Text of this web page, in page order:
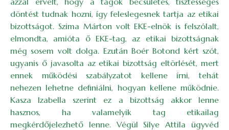
döntést tudnak hozni, így feleslegesnek tartja az etikai
bizottságot. Szima Márton volt EKE-elnök is felszólalt,
elmondta, amióta ő EKE-tag, az etikai bizottságnak
még sosem volt dolga. Ezután Boér Botond kért szót,
ugyanis ő javasolta az etikai bizottság eltörlését, mert
ennek működési szabályzatot kellene írni, tehát
nehezen lehetne definiálni, hogyan kellene működnie.
Kasza Izabella szerint ez a bizottság akkor lenne
hasznos, ha valamelyik tag etikailag
megkérdőjelezhető lenne. Végül Silye Attila ügyvéd